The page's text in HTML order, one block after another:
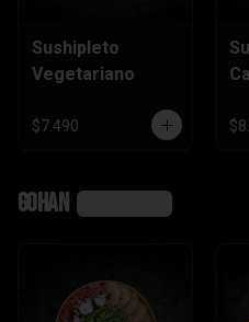
Sushipleto
Vegetariano
$7.490
Gohan